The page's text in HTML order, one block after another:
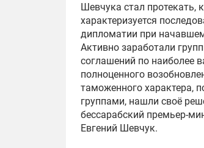
Шевчука стал протекать,
характеризуется
дипломатии при
Активно заработали
соглашений по наиболее
полноценного
таможенного характера,
группами, нашли своё
бессарабский премьер-
Евгений Шевчук.